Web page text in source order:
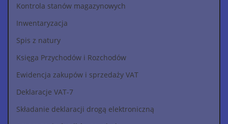
Kontrola stanów magazynowych
Inwentaryzacja
Spis z natury
Księga Przychodów i Rozchodów
Ewidencja zakupów i sprzedaży VAT
Deklaracje VAT-7
Składanie deklaracji drogą elektroniczną